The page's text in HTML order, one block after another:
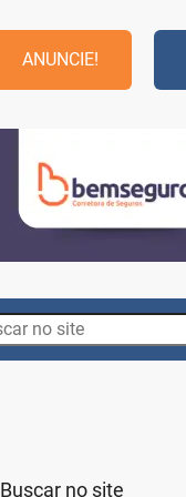
ANUNCIE!
Buscar no site